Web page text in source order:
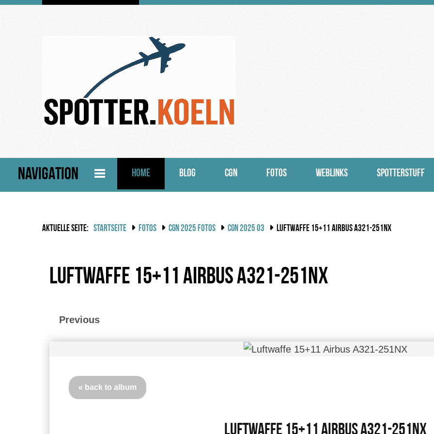
NAVIGATION HOME BLOG CGN FOTOS WEBLINKS SPOTTERSTUFF
AKTUELLE SEITE: STARTSEITE FOTOS CGN 2025 FOTOS CGN 2025 03 LUFTWAFFE 15+11 AIRBUS A321-251NX
Luftwaffe 15+11 Airbus A321-251NX
Previous
« back to album